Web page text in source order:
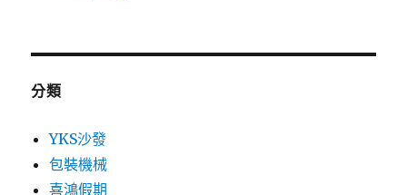
分類
YKS沙發
包裝機械
喜鴻假期